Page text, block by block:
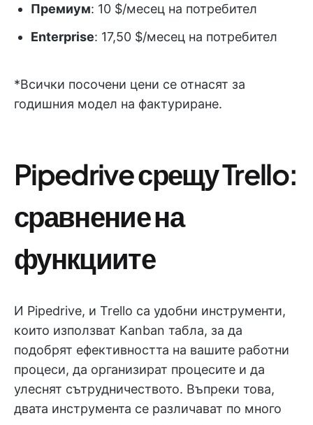
Премиум: 10 $/месец на потребител
Enterprise: 17,50 $/месец на потребител
*Всички посочени цени се отнасят за
годишния модел на фактуриране.
Pipedrive срещу Trello:
сравнение на
функциите
И Pipedrive, и Trello са удобни инструменти,
които използват Kanban табла, за да
подобрят ефективността на вашите работни
процеси, да организират процесите и да
улеснят сътрудничеството. Въпреки това,
двата инструмента се различават по много